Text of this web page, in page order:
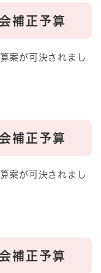
補正予算
案が可決されまし
補正予算
案が可決されまし
補正予算